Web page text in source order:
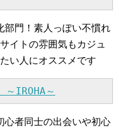
部門！素人っぽい不慣れ
イトの雰囲気もカジュ
い人にオススメです
～IROHA～
心者同士の出会いや初心